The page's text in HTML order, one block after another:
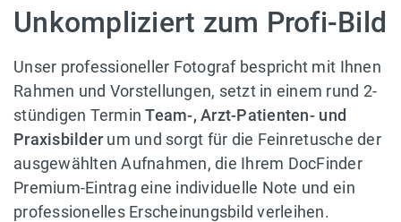
Unkompliziert zum Profi-Bild
Unser professioneller Fotograf bespricht mit Ihnen
Rahmen und Vorstellungen, setzt in einem rund 2-
stündigen TerminTeam-, Arzt-Patienten- und
Praxisbilder um und sorgt für die Feinretusche der
ausgewählten Aufnahmen, die Ihrem DocFinder
Premium-Eintrag eine individuelle Note und ein
professionelles Erscheinungsbild verleihen.